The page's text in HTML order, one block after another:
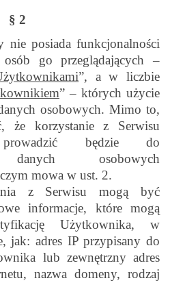
§ 2
nie posiada funkcjonalności
go przeglądających –
”, a w liczbie
” – których użycie
osobowych. Mimo to,
że korzystanie z Serwisu
prowadzić będzie do
danych osobowych
mowa w ust. 2.
z Serwisu mogą być
informacje, które mogą
Użytkownika, w
jak: adres IP przypisany do
lub zewnętrzny adres
nazwa domeny, rodzaj